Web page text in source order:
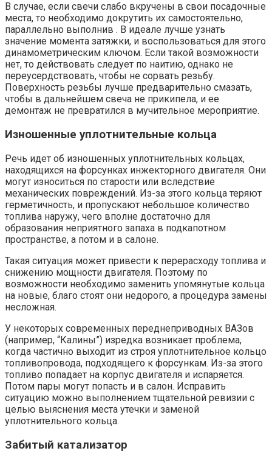
В случае, если свечи слабо вкручены в свои посадочные
места, то необходимо докрутить их самостоятельно,
параллельно выполнив . В идеале лучше узнать
значение момента затяжки, и воспользоваться для этого
динамометрическим ключом. Если такой возможности
нет, то действовать следует по наитию, однако не
переусердствовать, чтобы не сорвать резьбу.
Поверхность резьбы лучше предварительно смазать,
чтобы в дальнейшем свеча не прикипела, и ее
демонтаж не превратился в мучительное мероприятие.
Изношенные уплотнительные кольца
Речь идет об изношенных уплотнительных кольцах,
находящихся на форсунках инжекторного двигателя. Они
могут износиться по старости или вследствие
механических повреждений. Из-за этого кольца теряют
герметичность, и пропускают небольшое количество
топлива наружу, чего вполне достаточно для
образования неприятного запаха в подкапотном
пространстве, а потом и в салоне.
Такая ситуация может привести к перерасходу топлива и
снижению мощности двигателя. Поэтому по
возможности необходимо заменить упомянутые кольца
на новые, благо стоят они недорого, а процедура замены
несложная.
У некоторых современных переднеприводных ВАЗов
(например, “Калины”) изредка возникает проблема,
когда частично выходит из строя уплотнительное кольцо
топливопровода, подходящего к форсункам. Из-за этого
топливо попадает на корпус двигателя и испаряется.
Потом пары могут попасть и в салон. Исправить
ситуацию можно выполнением тщательной ревизии с
целью выяснения места утечки и заменой
уплотнительного кольца.
Забитый катализатор